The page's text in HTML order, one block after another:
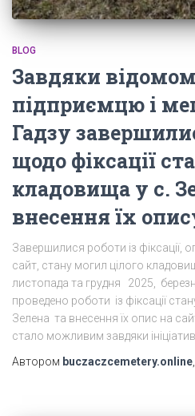
BLOG
Завдяки
підприємцю і
Гадзу
щодо фіксації
кладовища у с.
внесення їх
Завершилися роботи із фіксації,
сайт, стану могил цілого
листопада та грудня 2025,
проведено роботи із фіксації
Зелена та внесення їх опис на
стало можливим завдяки
Автором buczaczcemetery.online